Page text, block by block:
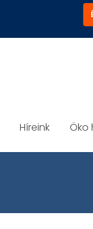
Híreink Öko